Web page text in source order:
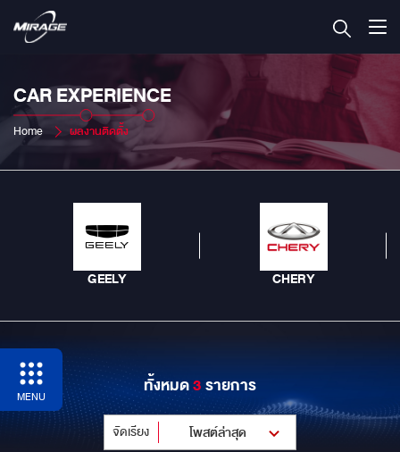
CAR EXPERIENCE
Home ผลงานติดตั้ง
GEELY CHERY
MENU ทั้งหมด3รายการ
จัดเรียง โพสต์ล่าสุด